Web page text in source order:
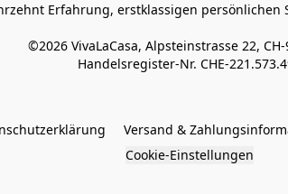
Erfahrung, erstklassigen
©2026 VivaLaCasa, Alpsteinstrasse 22,
Handelsregister-Nr. CHE-
Versand &
Cookie-Einstellungen